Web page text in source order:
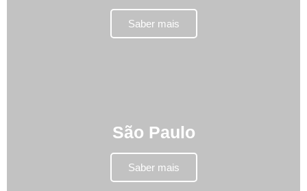
Saber mais
São Paulo
Saber mais